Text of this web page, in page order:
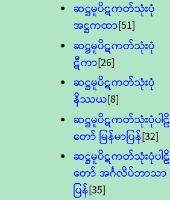
ဆဋ္ဌမူပိဋကတ်သုံးပုံ
အဋ္ဌကထာ[51]
ဆဋ္ဌမူပိဋကတ်သုံးပုံ
ဋီကာ[26]
ဆဋ္ဌမူပိဋကတ်သုံးပုံ
နိဿယ[8]
ဆဋ္ဌမူပိဋကတ်သုံးပုံပါဠိ
တော် မြန်မာပြန်[32]
ဆဋ္ဌမူပိဋကတ်သုံးပုံပါဠိ
တော် အင်္ဂလိပ်ဘာသာ
ပြန်[35]